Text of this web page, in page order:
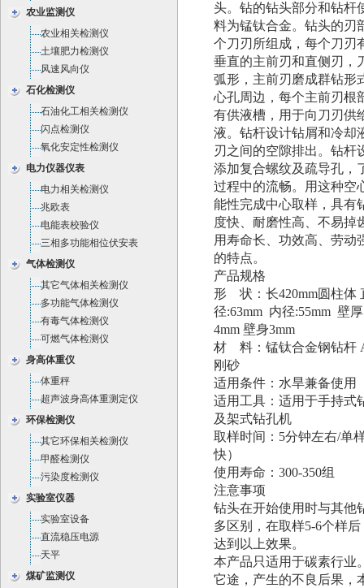
农业监测仪
农业相关检测仪
土壤肥力检测仪
风速风向仪
石化检测仪
石油化工相关检测仪
闪点检测仪
氧化安定性检测仪
电力仪器仪表
电力相关检测仪
兆欧表
电能表校验仪
三相多功能相位伏安表
气体检测仪
其它气体相关检测仪
多功能气体检测仪
有毒气体检测仪
可燃气体检测仪
身高体重仪
体重秤
超声波身高体重测定仪
环保检测仪
其它环保相关检测仪
甲醛检测仪
污染度检测仪
实验室仪器
实验室设备
直流稳压电源
天平
煤矿监测仪
头。钻的钻头部分和钻杆
料为锰钛合金。钻头的刃
个刀刃所组成，每个刀刃
垂直的主前刃和直侧刃，
弧形，主前刃磨成群钻形
心孔周边，每个主前刃根
有供液槽，用于向刀刃供
液。钻杆设计钻屑和冷却
刃之间的空隙排出。钻杆
添加复合螺纹及疏导孔，
过程中的流畅。用这种空
能性完成中心取样，具有
度快、耐磨性高、不易掉
用寿命长、功效高、劳动
的特点。
产品规格
形 状：长420mm圆柱体
径:63mm 内径:55mm 壁
4mm 壁身3mm
材 料：锰钛合金钢钻杆
刚砂
适用条件：水旱兼备使用
适用工具：适用于手持式
及架式钻孔机
取样时间：5分钟左右/单
快）
使用寿命：300-350组
注意事项
钻头在开始使用时与其他
多区别，在取样5-6个样
达到以上效果。
本产品只适用于碳素行业
它途，产生的不良后果，